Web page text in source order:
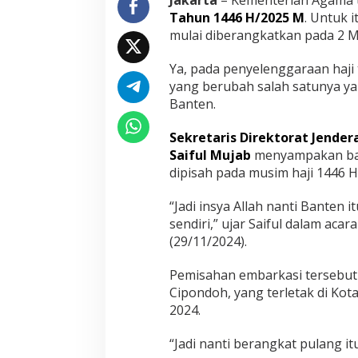
s
a
h
u
l
a
j
i
2
5
Tahun 1446 H/2025 M. Untuk
mulai diberangkatkan pada 2
Ya, pada penyelenggaraan
yang berubah salah satunya
Banten.
Sekretaris Direktorat
Saiful Mujab menyampakan
dipisah pada musim haji 1446
“Jadi insya Allah nanti Banten
sendiri,” ujar Saiful dalam
(29/11/2024).
Pemisahan embarkasi
Cipondoh, yang terletak di
2024.
“Jadi nanti berangkat pulang